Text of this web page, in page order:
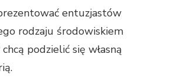
entuzjastów
rodzaju środowiskiem
podzielić się własną